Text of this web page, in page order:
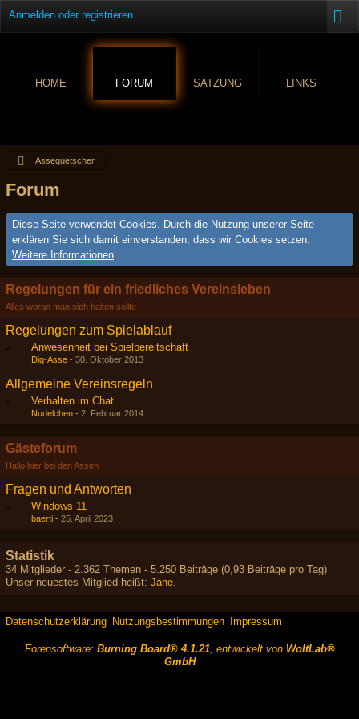
Anmelden oder registrieren
HOME FORUM SATZUNG LINKS
Assequetscher
Forum
Diese Seite verwendet Cookies. Durch die Nutzung unserer Seite
erklären Sie sich damit einverstanden, dass wir Cookies setzen.
Weitere Informationen
Regelungen für ein friedliches Vereinsleben
Alles woran man sich halten sollte
Regelungen zum Spielablauf
Anwesenheit bei Spielbereitschaft
Dig-Asse - 30. Oktober 2013
Allgemeine Vereinsregeln
Verhalten im Chat
Nudelchen - 2. Februar 2014
Gästeforum
Hallo hier bei den Assen
Fragen und Antworten
Windows 11
baerti - 25. April 2023
Statistik
34 Mitglieder - 2.362 Themen - 5.250 Beiträge (0,93 Beiträge pro Tag)
Unser neuestes Mitglied heißt: Jane.
Datenschutzerklärung Nutzungsbestimmungen Impressum
Forensoftware: Burning Board® 4.1.21, entwickelt von WoltLab®
GmbH